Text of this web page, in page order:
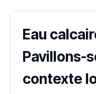
Eau
Pavillons-
contexte